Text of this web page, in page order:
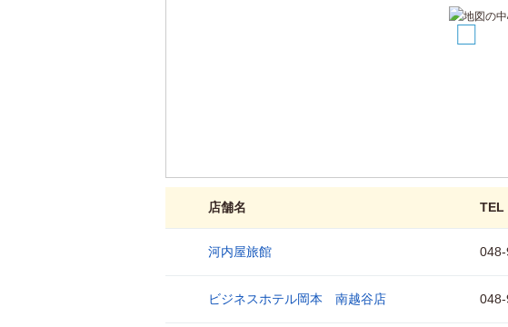
店舗名 TEL
河内屋旅館
ビジネスホテル岡本 南越谷店